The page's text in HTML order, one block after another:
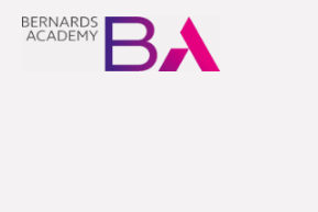
Zum
Inhalt